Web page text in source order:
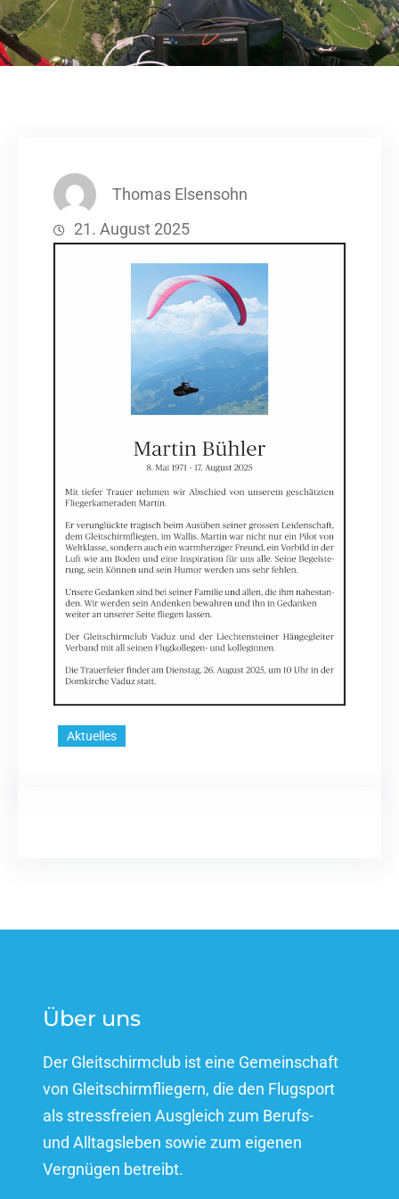
Thomas Elsensohn
21. August 2025
Aktuelles
Über uns
Der Gleitschirmclub ist eine Gemeinschaft
von Gleitschirmfliegern, die den Flugsport
als stressfreien Ausgleich zum Berufs-
und Alltagsleben sowie zum eigenen
Vergnügen betreibt.